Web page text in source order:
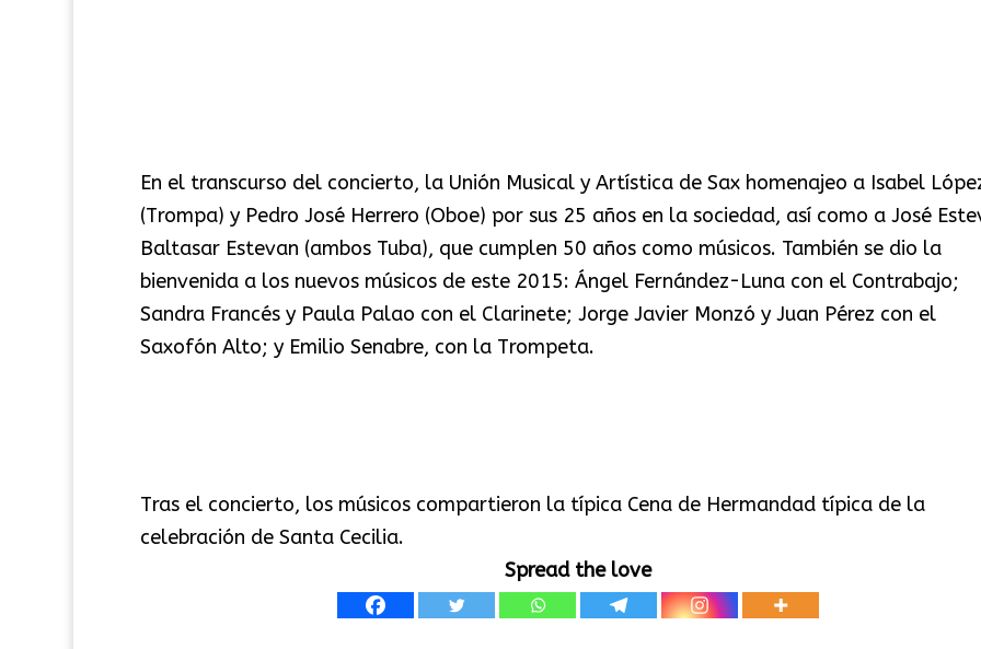
En el transcurso del concierto, la Unión Musical y Artística de Sax homenajeo a Isabel
(Trompa) y Pedro José Herrero (Oboe) por sus 25 años en la sociedad, así como a José
Baltasar Estevan (ambos Tuba), que cumplen 50 años como músicos. También se dio la
bienvenida a los nuevos músicos de este 2015: Ángel Fernández-Luna con el Contrabajo;
Sandra Francés y Paula Palao con el Clarinete; Jorge Javier Monzó y Juan Pérez con el
Saxofón Alto; y Emilio Senabre, con la Trompeta.
Tras el concierto, los músicos compartieron la típica Cena de Hermandad típica de la
celebración de Santa Cecilia.
Spread the love